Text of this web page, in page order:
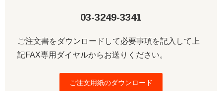
03-3249-3341
ご注文書をダウンロードして必要事項を記入して上
記FAX専用ダイヤルからお送りください。
ご注文用紙のダウンロード